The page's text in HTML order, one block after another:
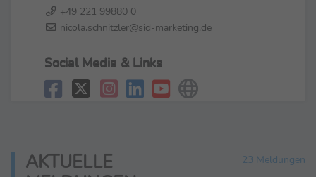
+49 221 99880 0
nicola.schnitzler@sid-marketing.de
Social Media & Links
AKTUELLE
23 Meldungen